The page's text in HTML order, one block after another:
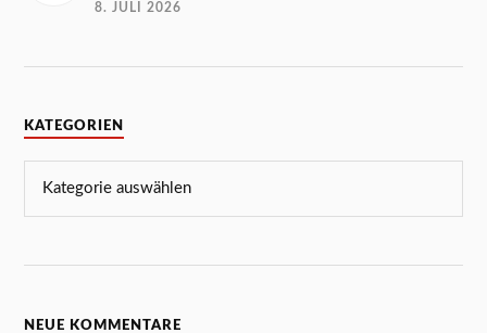
8. JULI 2026
KATEGORIEN
NEUE KOMMENTARE